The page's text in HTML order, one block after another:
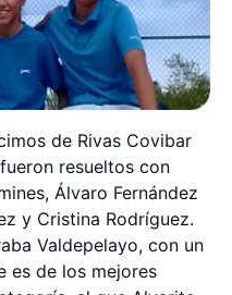
de Rivas Covibar
resueltos con
Álvaro Fernández
y Cristina Rodríguez.
Valdepelayo, con un
es de los mejores